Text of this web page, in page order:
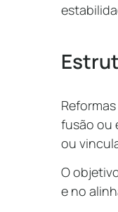
fusão ou
ou
O
e no